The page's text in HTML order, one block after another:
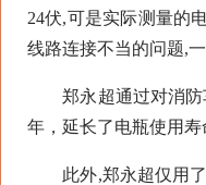
24伏,可是实际测量的
线路连接不当的问题,
郑永超通过对消防车
年，延长了电瓶使用寿
此外,郑永超仅用了